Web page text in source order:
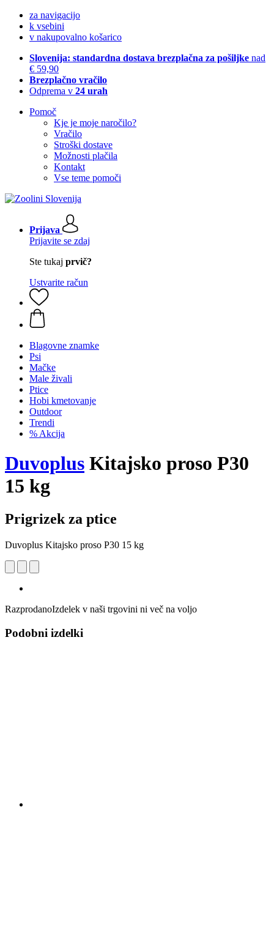
za navigacijo
k vsebini
v nakupovalno košarico
Slovenija: standardna dostava brezplačna za pošiljke nad
€ 59,90
Brezplačno vračilo
Odprema v 24 urah
Pomoč
Kje je moje naročilo?
Vračilo
Stroški dostave
Možnosti plačila
Kontakt
Vse teme pomoči
Prijava
Prijavite se zdaj
Ste tukaj prvič?
Ustvarite račun
Blagovne znamke
Psi
Mačke
Male živali
Ptice
Hobi kmetovanje
Outdoor
Trendi
% Akcija
Duvoplus Kitajsko proso P30
15 kg
Prigrizek za ptice
Duvoplus Kitajsko proso P30 15 kg
RazprodanoIzdelek v naši trgovini ni več na voljo
Podobni izdelki